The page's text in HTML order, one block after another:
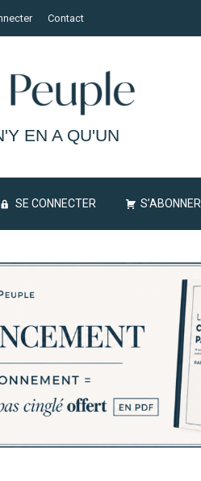
Contact
EN A QU'UN
SE CONNECTER S’ABONNER